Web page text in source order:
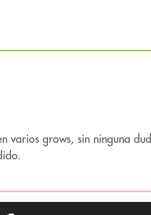
su carácter
varios grows, sin ninguna